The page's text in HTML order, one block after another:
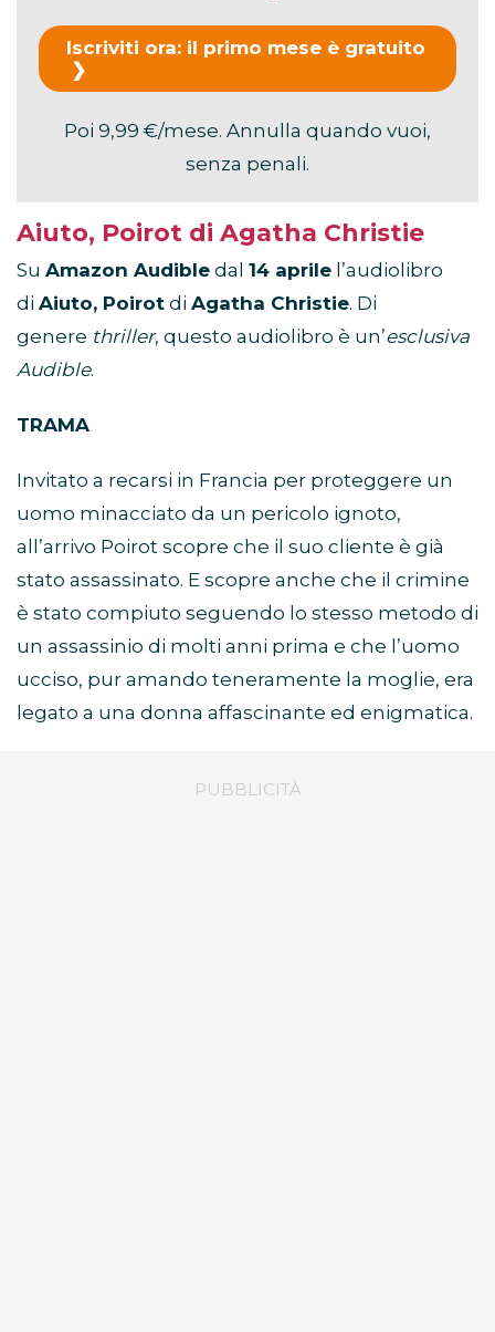
Iscriviti ora: il primo mese è gratuito
Poi 9,99 €/mese. Annulla quando vuoi,
senza penali.
Aiuto, Poirot di Agatha Christie
Su Amazon Audible dal 14 aprile l’audiolibro
di Aiuto, Poirot di Agatha Christie. Di
genere thriller, questo audiolibro è un’esclusiva
Audible.
TRAMA
Invitato a recarsi in Francia per proteggere un
uomo minacciato da un pericolo ignoto,
all’arrivo Poirot scopre che il suo cliente è già
stato assassinato. E scopre anche che il crimine
è stato compiuto seguendo lo stesso metodo di
un assassinio di molti anni prima e che l’uomo
ucciso, pur amando teneramente la moglie, era
legato a una donna affascinante ed enigmatica.